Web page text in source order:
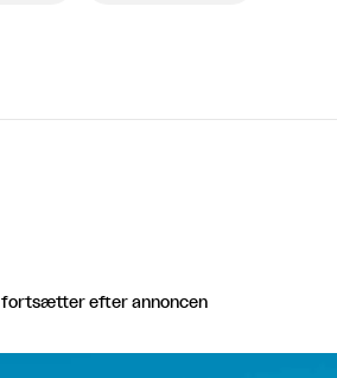
efter annoncen